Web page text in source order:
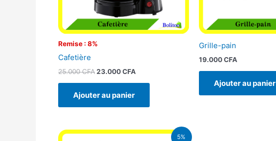
Remise : 8%
Cafetière
25.000CFA23.000CFA
Ajouter au panier
Grille-pain
19.000CFA
Ajouter au panier
5%
Le
Le